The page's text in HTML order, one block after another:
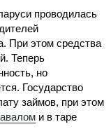
проводилась
При этом средства
Теперь
но
Государство
займов, при этом
и в таре